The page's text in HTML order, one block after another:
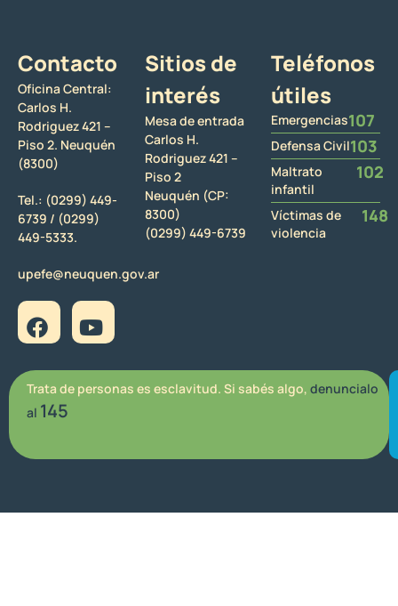
Contacto
Oficina Central:
Carlos H.
Rodriguez 421 –
Piso 2. Neuquén
(8300)
Tel.: (0299) 449-
6739 / (0299)
449-5333.
upefe@neuquen.gov.ar
Sitios de
interés
Mesa de entrada
Carlos H.
Rodriguez 421 –
Piso 2
Neuquén (CP:
8300)
(0299) 449-6739
Teléfonos
útiles
Emergencias107
Defensa Civil103
Maltrato
infantil
102
Víctimas de
violencia
148
Trata de personas es esclavitud. Si sabés algo, denuncialo
al 145